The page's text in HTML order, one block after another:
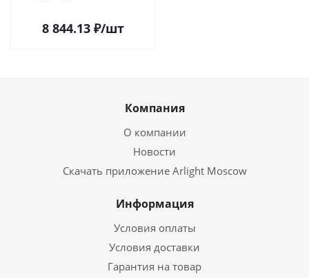
8 844.13₽/шт
Компания
О компании
Новости
Скачать приложение Arlight Moscow
Информация
Условия оплаты
Условия доставки
Гарантия на товар